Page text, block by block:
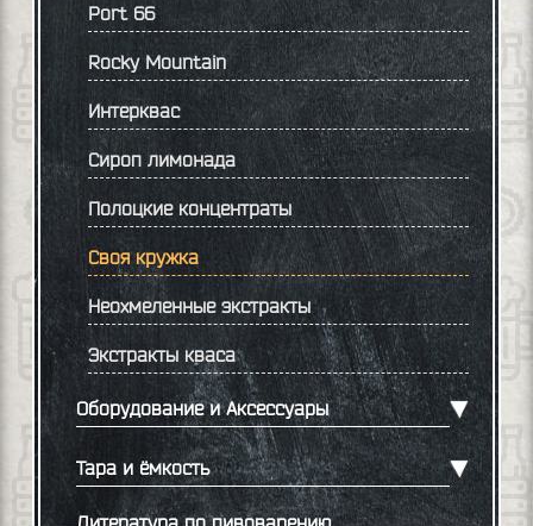
Port 66
Rocky Mountain
Интерквас
Сироп лимонада
Полоцкие концентраты
Своя кружка
Неохмеленные экстракты
Экстракты кваса
Оборудование и Аксессуары
Тара и ёмкость